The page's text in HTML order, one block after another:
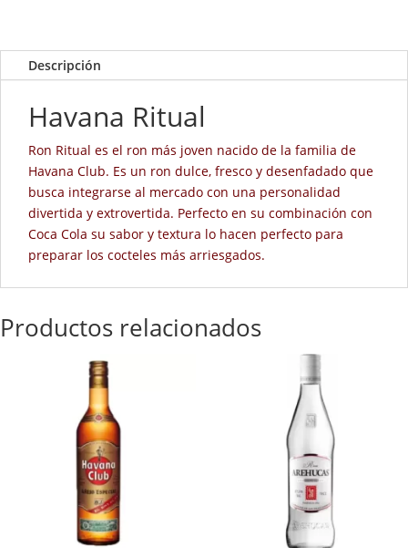
Descripción
Havana Ritual
Ron Ritual es el ron más joven nacido de la familia de
Havana Club. Es un ron dulce, fresco y desenfadado que
busca integrarse al mercado con una personalidad
divertida y extrovertida. Perfecto en su combinación con
Coca Cola su sabor y textura lo hacen perfecto para
preparar los cocteles más arriesgados.
Productos relacionados